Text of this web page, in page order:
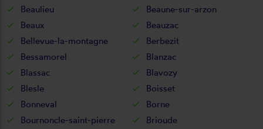
Beaulieu
Beaune-sur-arzon
Beaux
Beauzac
Bellevue-la-montagne
Berbezit
Bessamorel
Blanzac
Blassac
Blavozy
Blesle
Boisset
Bonneval
Borne
Bournoncle-saint-pierre
Brioude